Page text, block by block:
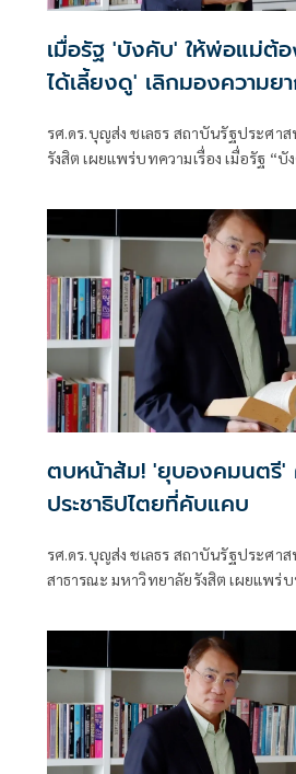
เมื่อรัฐ 'บังคับ' ให้พ่อแม่ต้
ได้เลี้ยงดู' เลิกมองความย
รศ.ดร.บุญส่ง ชเลธร สถาบันรัฐประศา
รังสิต เผยแพร่บทความเรื่อง เมื่อรัฐ “
ตบหน้าส้ม! 'ยุบองคมนตรี'
ประชาธิปไตยที่คับแคบ
รศ.ดร.บุญส่ง ชเลธร สถาบันรัฐประศา
สาธารณะ มหาวิทยาลัยรังสิต เผยแพร่บ